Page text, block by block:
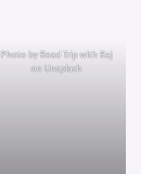
Photo by Road Trip with Raj
on Unsplash